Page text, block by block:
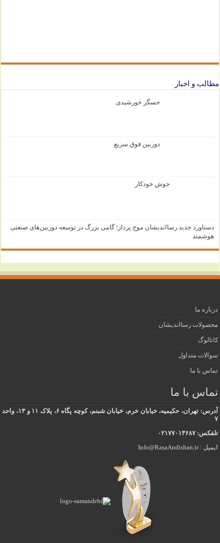
مطالب و اخبار
حسگر خورشیدی
دوربین فوق سریع
جوش خودکار
دستاورد جدید رسااندیشان موج پرداز؛ گامی بزرگ در توسعه دوربین‌های صنعتی
هوشمند
درباره ما
محصولات رسااندیشان
کاتالوگ
سوالات متداول
تماس با ما
تماس با ما
آدرس: تهران، حکیمیه، خیابان خرم، خیابان شبنم، کوچه پگاه ۶، پلاک ۱۱ و ۱۳، واحد
۷
تلفکس: ۰۲۱۷۷۰۱۳۶۸۷
ایمیل : Info@RasaAndishan.ir